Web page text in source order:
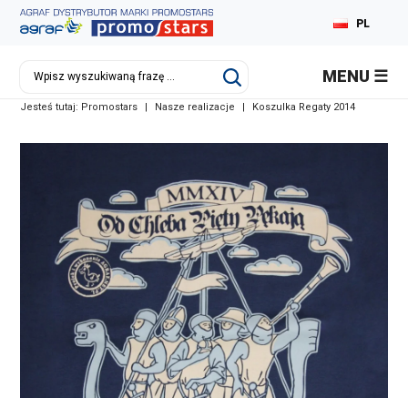
PL
MENU
Jesteś tutaj: Promostars | Nasze realizacje | Koszulka Regaty 2014